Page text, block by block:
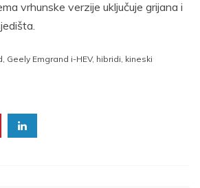
vrhunske verzije uključuje grijana i
, Geely Emgrand i-HEV, hibridi, kineski